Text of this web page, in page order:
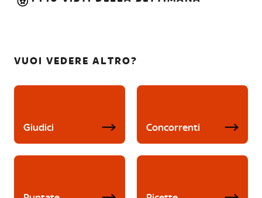
VUOI VEDERE ALTRO?
Giudici Concorrenti